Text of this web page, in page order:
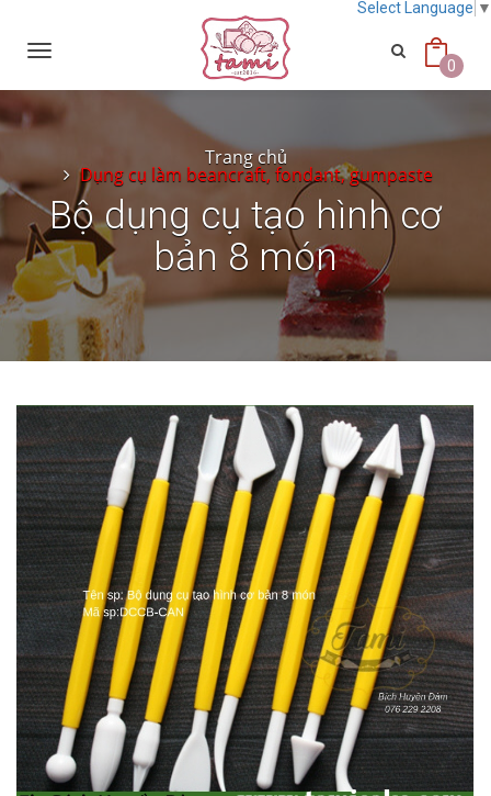
Select Language ▼
0
Toggle
Trang chủ
Dụng cụ làm beancraft, fondant, gumpaste
Bộ dụng cụ tạo hình cơ
bản 8 món